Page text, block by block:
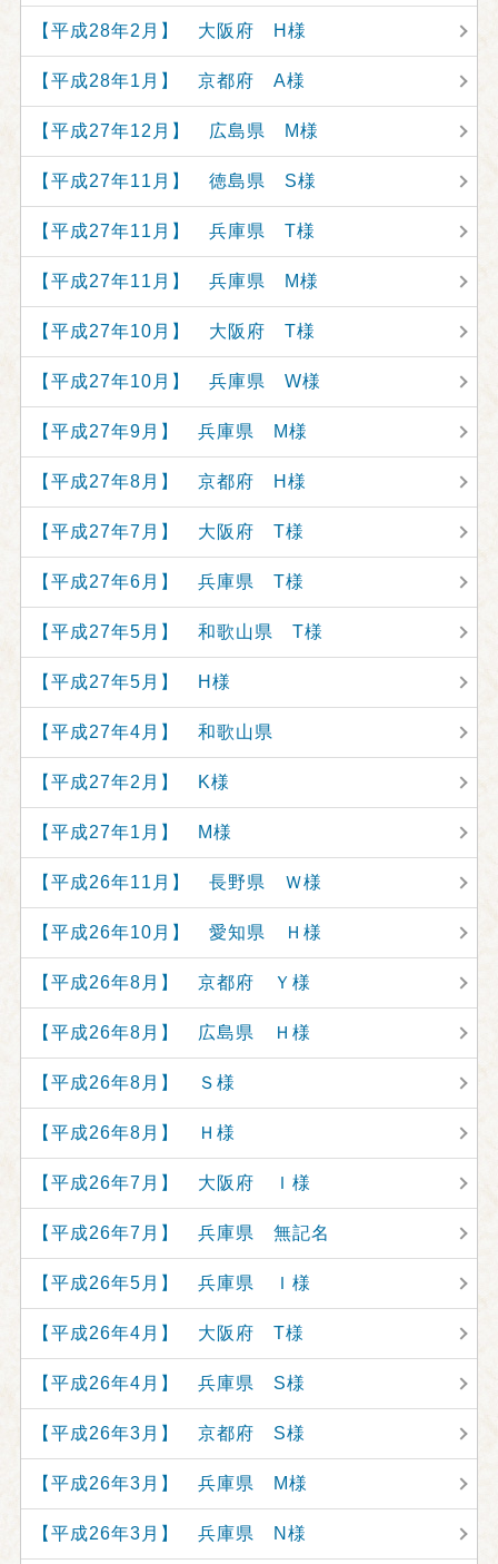
【平成28年2月】 大阪府 H様
【平成28年1月】 京都府 A様
【平成27年12月】 広島県 M様
【平成27年11月】 徳島県 S様
【平成27年11月】 兵庫県 T様
【平成27年11月】 兵庫県 M様
【平成27年10月】 大阪府 T様
【平成27年10月】 兵庫県 W様
【平成27年9月】 兵庫県 M様
【平成27年8月】 京都府 H様
【平成27年7月】 大阪府 T様
【平成27年6月】 兵庫県 T様
【平成27年5月】 和歌山県 T様
【平成27年5月】 H様
【平成27年4月】 和歌山県
【平成27年2月】 K様
【平成27年1月】 M様
【平成26年11月】 長野県 Ｗ様
【平成26年10月】 愛知県 Ｈ様
【平成26年8月】 京都府 Ｙ様
【平成26年8月】 広島県 Ｈ様
【平成26年8月】 Ｓ様
【平成26年8月】 Ｈ様
【平成26年7月】 大阪府 Ｉ様
【平成26年7月】 兵庫県 無記名
【平成26年5月】 兵庫県 Ｉ様
【平成26年4月】 大阪府 T様
【平成26年4月】 兵庫県 S様
【平成26年3月】 京都府 S様
【平成26年3月】 兵庫県 M様
【平成26年3月】 兵庫県 N様